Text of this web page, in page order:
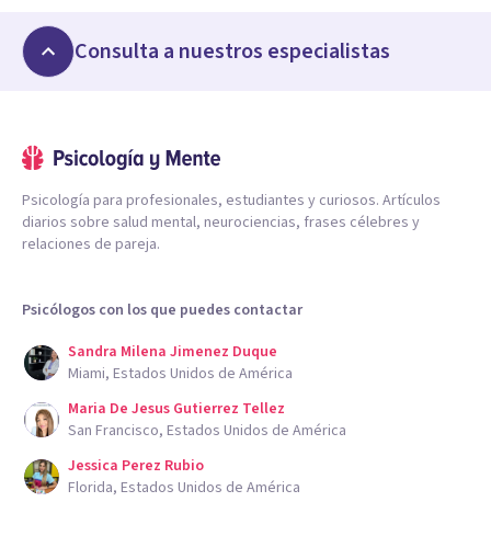
Consulta a nuestros especialistas
Psicología para profesionales, estudiantes y curiosos. Artículos
diarios sobre salud mental, neurociencias, frases célebres y
relaciones de pareja.
Psicólogos con los que puedes contactar
Sandra Milena Jimenez Duque
Miami, Estados Unidos de América
Maria De Jesus Gutierrez Tellez
San Francisco, Estados Unidos de América
Jessica Perez Rubio
Florida, Estados Unidos de América